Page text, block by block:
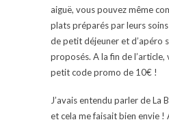
aiguë, vous pouvez même
plats préparés par leurs
de petit déjeuner et d’apéro
proposés. A la fin de
petit code promo de 10€ !
J’avais entendu parler de La
et cela me faisait bien envie